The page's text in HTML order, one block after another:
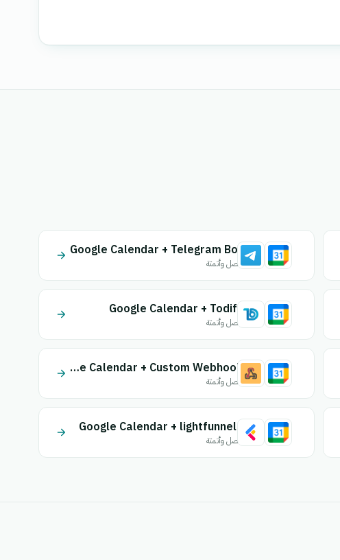
Google Calendar + Telegram Bot
اتصل وأتمتة
Google Calendar + Todify
اتصل وأتمتة
Google Calendar + Custom Webhook
اتصل وأتمتة
Google Calendar + lightfunnels
اتصل وأتمتة